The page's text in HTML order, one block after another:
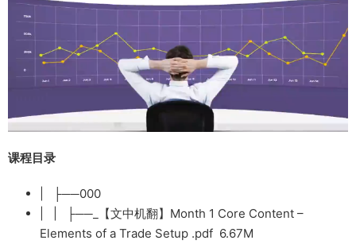
课程目录
| ├──000
| | ├──_【文中机翻】Month 1 Core Content –
Elements of a Trade Setup .pdf 6.67M